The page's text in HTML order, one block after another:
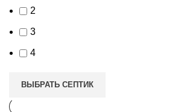
2
3
4
ВЫБРАТЬ СЕПТИК